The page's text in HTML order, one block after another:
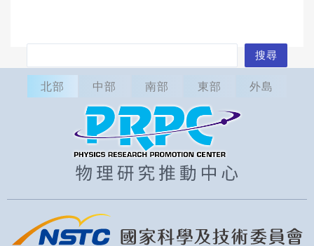
尋
搜尋
北部 中部 南部 東部 外島